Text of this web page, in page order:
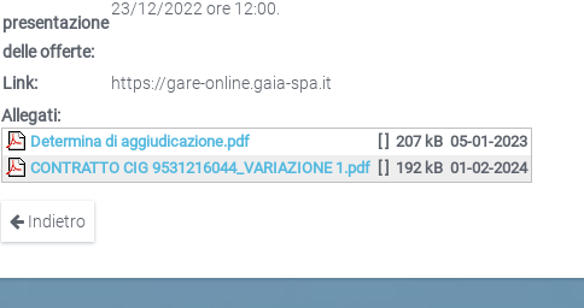
presentazione
delle offerte:
23/12/2022 ore 12:00.
Link:
https://gare-online.gaia-spa.it
Allegati:
Determina di aggiudicazione.pdf [ ] 207 kB 05-01-2023
CONTRATTO CIG 9531216044_VARIAZIONE 1.pdf [ ] 192 kB 01-02-2024
Indietro